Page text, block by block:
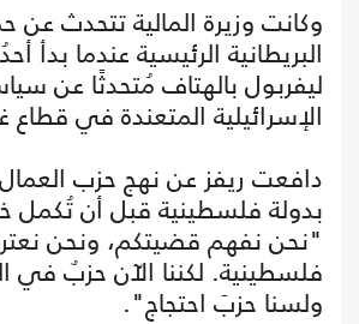
وكانت وزيرة المالية تتحدث عن
البريطانية الرئيسية عندما بدأ
ليفربول بالهتاف مُتحدثًا عن
الإسرائيلية المتعندة في قطاع
دافعت ريفز عن نهج حزب
بدولة فلسطينية قبل أن تُكمل
"نحن نفهم قضيتكم، ونحن
فلسطينية. لكننا الآن حزبٌ في
ولسنا حزبَ احتجاج".